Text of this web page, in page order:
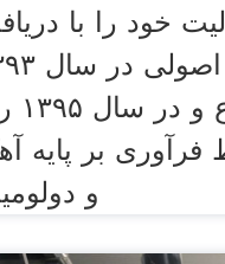
خود را با
موافقت
فرآوری بر پایه
و